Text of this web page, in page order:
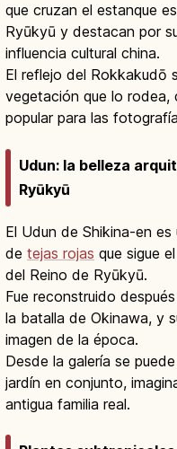
que cruzan el estanque
Ryūkyū y destacan por
influencia cultural china.
El reflejo del Rokkakudō
vegetación que lo rodea,
popular para las
Udun: la belleza
Ryūkyū
El Udun de Shikina-en
de tejas rojas que sigue
del Reino de Ryūkyū.
Fue reconstruido
la batalla de Okinawa, y
imagen de la época.
Desde la galería se
jardín en conjunto,
antigua familia real.